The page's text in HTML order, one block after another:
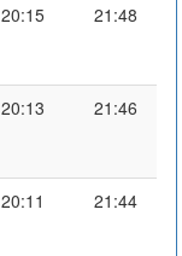
20:15 21:48
20:13 21:46
20:11 21:44